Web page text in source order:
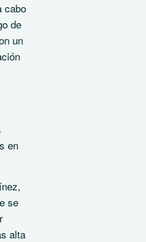
cabo
de
un
en
se
alta